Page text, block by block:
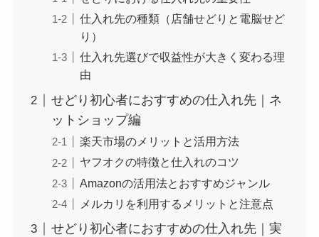
仕入れ先の種類（店舗せどりと電脳せど
り）
仕入れ先選びで収益性が大きく変わる理
由
せどり初心者におすすめの仕入れ先｜ネ
ットショップ編
楽天市場のメリットと活用方法
ヤフオクの特徴と仕入れのコツ
Amazonの活用法とおすすめジャンル
メルカリを利用するメリットと注意点
せどり初心者におすすめの仕入れ先｜実